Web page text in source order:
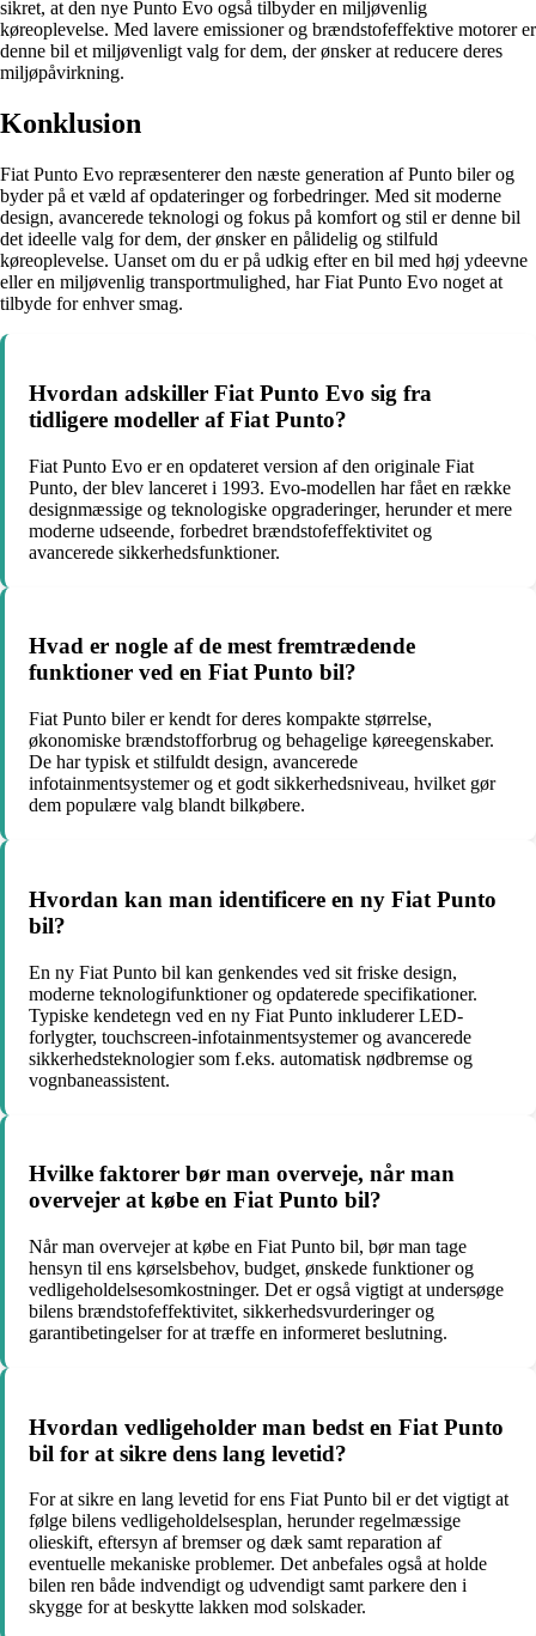
sikret, at den nye Punto Evo også tilbyder en miljøvenlig
køreoplevelse. Med lavere emissioner og brændstofeffektive motorer er
denne bil et miljøvenligt valg for dem, der ønsker at reducere deres
miljøpåvirkning.
Konklusion
Fiat Punto Evo repræsenterer den næste generation af Punto biler og
byder på et væld af opdateringer og forbedringer. Med sit moderne
design, avancerede teknologi og fokus på komfort og stil er denne bil
det ideelle valg for dem, der ønsker en pålidelig og stilfuld
køreoplevelse. Uanset om du er på udkig efter en bil med høj ydeevne
eller en miljøvenlig transportmulighed, har Fiat Punto Evo noget at
tilbyde for enhver smag.
Hvordan adskiller Fiat Punto Evo sig fra
tidligere modeller af Fiat Punto?
Fiat Punto Evo er en opdateret version af den originale Fiat
Punto, der blev lanceret i 1993. Evo-modellen har fået en række
designmæssige og teknologiske opgraderinger, herunder et mere
moderne udseende, forbedret brændstofeffektivitet og
avancerede sikkerhedsfunktioner.
Hvad er nogle af de mest fremtrædende
funktioner ved en Fiat Punto bil?
Fiat Punto biler er kendt for deres kompakte størrelse,
økonomiske brændstofforbrug og behagelige køreegenskaber.
De har typisk et stilfuldt design, avancerede
infotainmentsystemer og et godt sikkerhedsniveau, hvilket gør
dem populære valg blandt bilkøbere.
Hvordan kan man identificere en ny Fiat Punto
bil?
En ny Fiat Punto bil kan genkendes ved sit friske design,
moderne teknologifunktioner og opdaterede specifikationer.
Typiske kendetegn ved en ny Fiat Punto inkluderer LED-
forlygter, touchscreen-infotainmentsystemer og avancerede
sikkerhedsteknologier som f.eks. automatisk nødbremse og
vognbaneassistent.
Hvilke faktorer bør man overveje, når man
overvejer at købe en Fiat Punto bil?
Når man overvejer at købe en Fiat Punto bil, bør man tage
hensyn til ens kørselsbehov, budget, ønskede funktioner og
vedligeholdelsesomkostninger. Det er også vigtigt at undersøge
bilens brændstofeffektivitet, sikkerhedsvurderinger og
garantibetingelser for at træffe en informeret beslutning.
Hvordan vedligeholder man bedst en Fiat Punto
bil for at sikre dens lang levetid?
For at sikre en lang levetid for ens Fiat Punto bil er det vigtigt at
følge bilens vedligeholdelsesplan, herunder regelmæssige
olieskift, eftersyn af bremser og dæk samt reparation af
eventuelle mekaniske problemer. Det anbefales også at holde
bilen ren både indvendigt og udvendigt samt parkere den i
skygge for at beskytte lakken mod solskader.